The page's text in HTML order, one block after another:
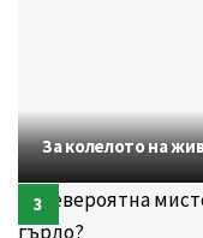
За колелото на